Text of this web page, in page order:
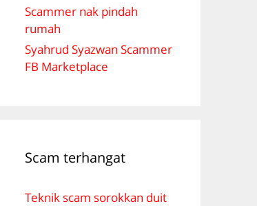
Scammer nak pindah
rumah
Syahrud Syazwan Scammer
FB Marketplace
Scam terhangat
Teknik scam sorokkan duit